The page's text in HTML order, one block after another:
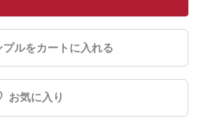
プルをカートに入れる
お気に入り